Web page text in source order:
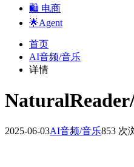
🛍️ 电商
🌟Agent
首页
AI音频/音乐
详情
2025-06-03AI音频/音乐853 次